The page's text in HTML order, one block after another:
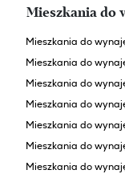
Mieszkania do
Mieszkania do
Mieszkania do
Mieszkania do
Mieszkania do
Mieszkania do
Mieszkania do
Mieszkania do